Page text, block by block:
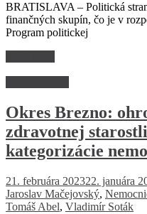
BRATISLAVA – Politická
finančných skupín, čo je v
Program politickej
Okres Brezno:
zdravotnej
kategorizácie
21. februára 202322. januára
Jaroslav Mačejovský,
Tomáš Abel, Vladimír Soták